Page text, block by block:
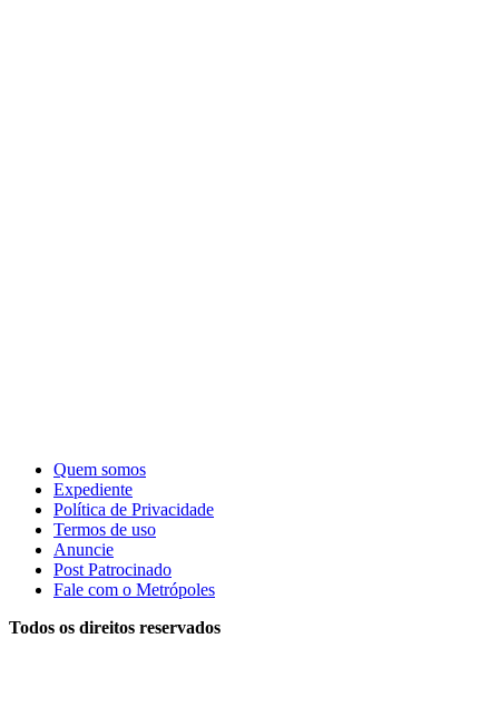
Quem somos
Expediente
Política de Privacidade
Termos de uso
Anuncie
Post Patrocinado
Fale com o Metrópoles
Todos os direitos reservados